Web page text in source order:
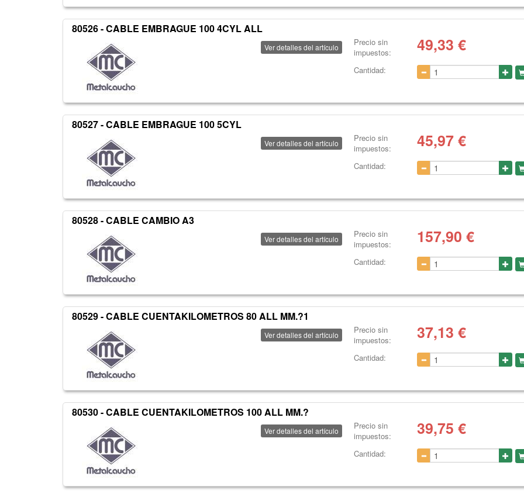
80526 - CABLE EMBRAGUE 100 4CYL ALL
Ver detalles del artículo
Precio sin
impuestos:
49,33 €
Cantidad:
80527 - CABLE EMBRAGUE 100 5CYL
Ver detalles del artículo
Precio sin
impuestos:
45,97€
Cantidad:
80528 - CABLE CAMBIO A3
Ver detalles del artículo
Precio sin
impuestos:
157,90 €
Cantidad:
80529 - CABLE CUENTAKILOMETROS 80 ALL MM.?1
Ver detalles del artículo
Precio sin
impuestos:
37,13 €
Cantidad:
80530 - CABLE CUENTAKILOMETROS 100 ALL MM.?
Ver detalles del artículo
Precio sin
impuestos:
39,75 €
Cantidad: